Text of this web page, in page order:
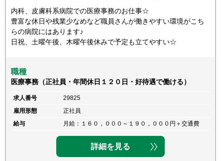
内科、皮膚科系病院での医療事務のお仕事☆
豊富な休日や残業少なめなど職員さんが働きやすい環境がこち
らの病院にはあります♪
日祝、土曜午後、木曜午後休みで予定も立てやすい☆
職種
医療事務（正社員・年間休日１２０日・好待遇で働ける）
求人番号
29825
雇用形態
正社員
給与
月給：１６０，０００～１９０，０００円＋交通費
詳細を見る